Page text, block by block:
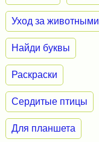
Уход за животными
Найди буквы
Раскраски
Сердитые птицы
Для планшета